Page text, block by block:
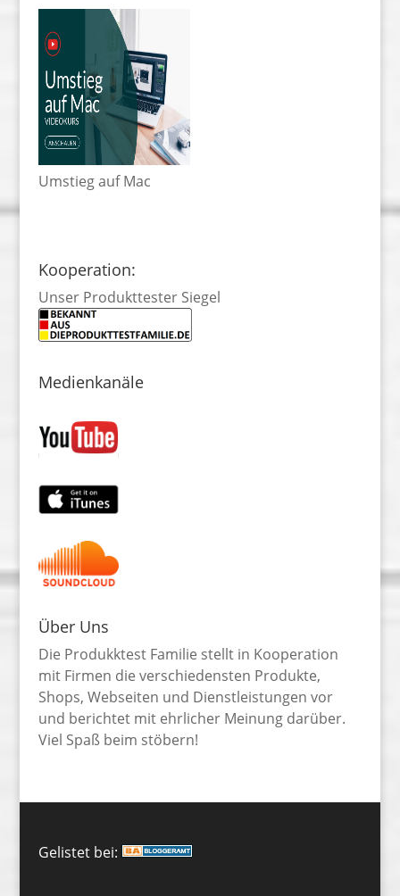
Umstieg auf Mac
Kooperation:
Unser Produkttester Siegel
Medienkanäle
Über Uns
Die Produkktest Familie stellt in Kooperation
mit Firmen die verschiedensten Produkte,
Shops, Webseiten und Dienstleistungen vor
und berichtet mit ehrlicher Meinung darüber.
Viel Spaß beim stöbern!
Gelistet bei: